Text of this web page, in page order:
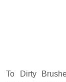
Το Dirty